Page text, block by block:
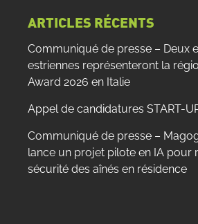
ARTICLES RÉCENTS
Communiqué de presse – Deux
estriennes représenteront la
Award 2026 en Italie
Appel de candidatures START-
Communiqué de presse –
lance un projet pilote en IA pour
sécurité des aînés en résidence